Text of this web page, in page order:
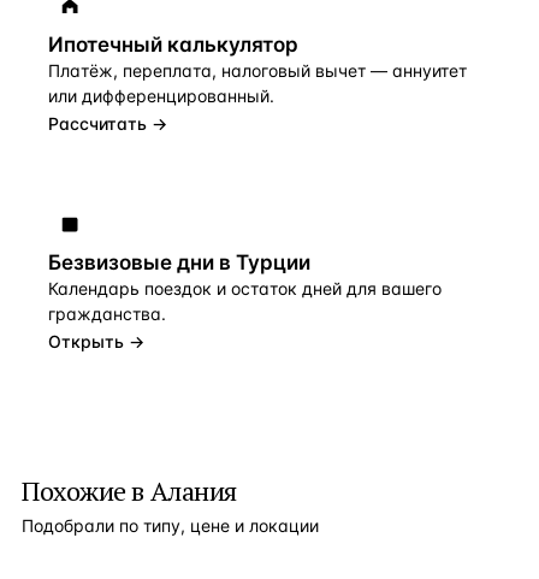
Ипотечный калькулятор
Платёж, переплата, налоговый вычет — аннуитет
или дифференцированный.
Рассчитать →
Безвизовые дни в Турции
Календарь поездок и остаток дней для вашего
гражданства.
Открыть →
Похожие в Алания
Подобрали по типу, цене и локации